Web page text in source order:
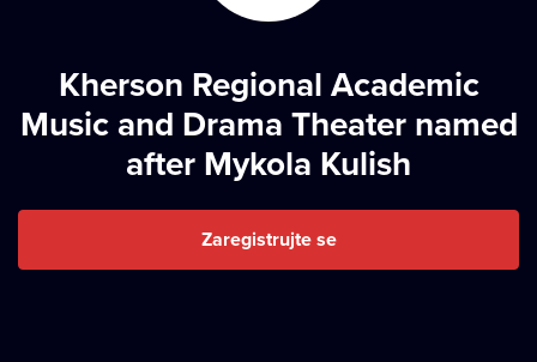
Kherson Regional Academic
Music and Drama Theater named
after Mykola Kulish
Zaregistrujte se